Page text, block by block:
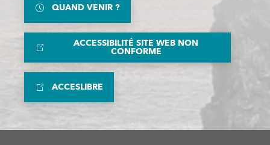
QUAND VENIR ?
ACCESSIBILITÉ SITE WEB NON
CONFORME
ACCESLIBRE